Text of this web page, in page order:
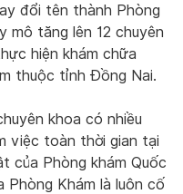
đổi tên thành Phòng
mô tăng lên 12 chuyên
hiện khám chữa
thuộc tỉnh Đồng Nai.
khoa có nhiều
việc toàn thời gian tại
của Phòng khám Quốc
Phòng Khám là luôn cố